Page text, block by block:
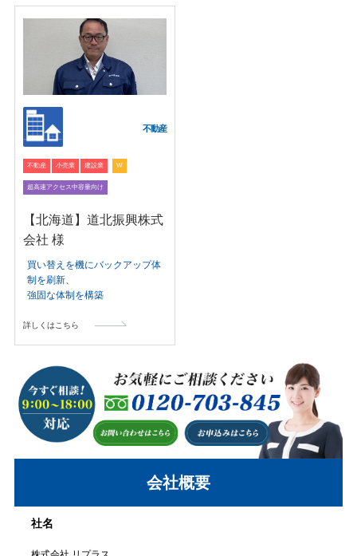
不動産
不動産 小売業 建設業 W
超高速アクセス中容量向け
【北海道】道北振興株式
会社 様
買い替えを機にバックアップ体
制を刷新、
強固な体制を構築
詳しくはこちら
会社概要
社名